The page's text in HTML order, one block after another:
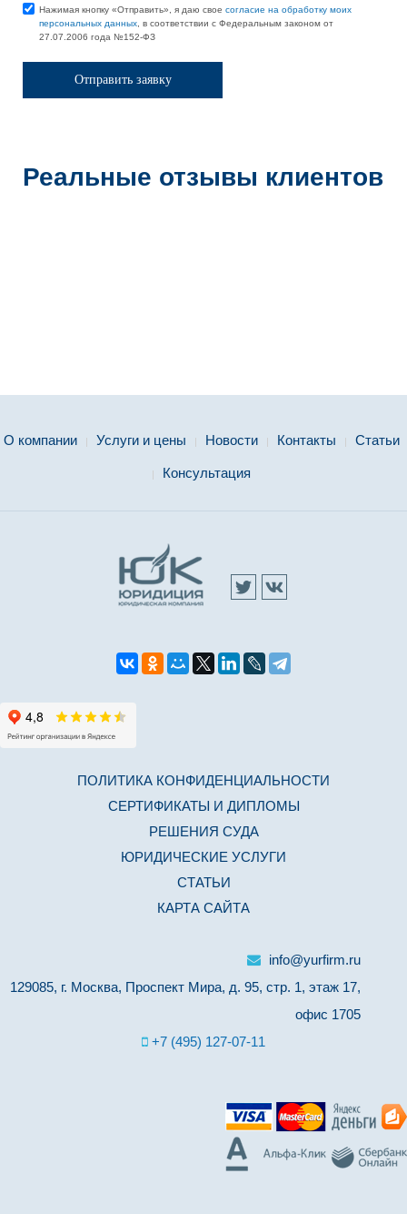
Нажимая кнопку «Отправить», я даю свое согласие на обработку моих
персональных данных , в соответствии с Федеральным законом от
27.07.2006 года №152-ФЗ
Реальные отзывы клиентов
О компании Услуги и цены Новости Контакты Статьи
Консультация
ПОЛИТИКА КОНФИДЕНЦИАЛЬНОСТИ
СЕРТИФИКАТЫ И ДИПЛОМЫ
РЕШЕНИЯ СУДА
ЮРИДИЧЕСКИЕ УСЛУГИ
СТАТЬИ
КАРТА САЙТА
info@yurfirm.ru
129085, г. Москва, Проспект Мира, д. 95, стр. 1, этаж 17,
офис 1705
+7 (495) 127-07-11